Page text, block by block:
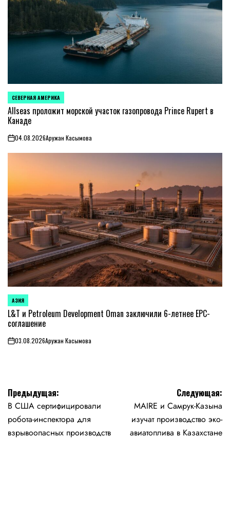
ОПУБЛИКОВАНО
В
СЕВЕРНАЯ АМЕРИКА
Allseas проложит морской участок газопровода Prince Rupert в
Канаде
on04.08.2026Аружан Касымова
ОПУБЛИКОВАНО
В
АЗИЯ
L&T и Petroleum Development Oman заключили 6-летнее EPC-
соглашение
on03.08.2026Аружан Касымова
Навигация
по
записям
Предыдущая:
В США сертифицировали
робота-инспектора для
взрывоопасных производств
Следующая:
MAIRE и Самрук-Казына
изучат производство эко-
авиатоплива в Казахстане